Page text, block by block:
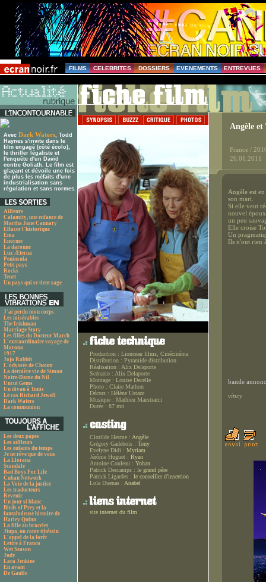
FILMS CELEBRITES DOSSIERS EVENEMENTS ENTREVUES
Avec Dark Waters, Todd
Haynes s'invite dans le
film engagé (côté écolo),
le thriller légaliste et
l'enquête d'un David
contre Goliath. Le film est
glaçant et dévoile une fois
de plus les méfaits d'une
industrialisation sans
régulation et sans normes.
Ailleurs
Calamity, une enfance de
Martha Jane Cannary
Effacer l'historique
Ema
Enorme
La daronne
Lux Æterna
Peninsula
Petit pays
Rocks
Tenet
Un pays qui se tient sage
J'ai perdu mon corps
Les misérables
The Irishman
Marriage Story
Les filles du Docteur March
L'extraordinaire voyage de
Marona
1917
Jojo Rabbit
L'odyssée de Choum
La dernière vie de Simon
Notre-Dame du Nil
Uncut Gems
Un divan à Tunis
Le cas Richard Jewell
Dark Waters
La communion
Les deux papes
Les siffleurs
Les enfants du temps
Je ne rêve que de vous
La Llorana
Scandale
Bad Boys For Life
Cuban Network
La Voie de la justice
Les traducteurs
Revenir
Un jour si blanc
Birds of Prey et la
fantabuleuse histoire de
Harley Quinn
La fille au bracelet
Jinpa, un conte tibétain
L'appel de la forêt
Lettre à Franco
Wet Season
Judy
Lara Jenkins
En avant
De Gaulle
Production : Lionceau films, Cinécinéma
Distribution : Pyramide distribution
Réalisation : Alix Delaporte
Scénario : Alix Delaporte
Montage : Louise Decelle
Photo : Claire Mathon
Décors : Hélène Ustaze
Musique : Mathieu Maestracci
Durée : 87 mn
Clotilde Hesme : Angèle
Grégory Gadebois : Tony
Evelyne Didi : Myriam
Jérôme Huguet : Ryan
Antoine Couleau : Yohan
Patrick Descamps : le grand père
Patrick Ligardes : le conseiller d'insertion
Lola Duenas : Anabel
site internet du film
Angèle et
France /
26.01.2011
Angèle est
son mari.
Si elle veut
nouvel
un peu
Elle croise
Un
Ils n'ont rien
bande
vincy